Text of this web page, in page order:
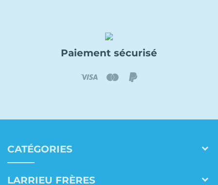
Paiement sécurisé
CATÉGORIES
LARRIEU FRÈRES